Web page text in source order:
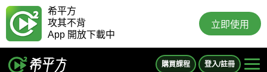
希平方
攻其不背
App 開放下載中
立即使用
購買課程 登入/註冊